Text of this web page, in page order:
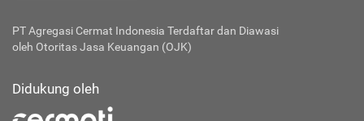
PT Agregasi Cermat Indonesia Terdaftar dan Diawasi
oleh Otoritas Jasa Keuangan (OJK)
Didukung oleh